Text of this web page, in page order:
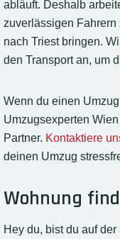
abläuft. Deshalb
zuverlässigen
nach Triest bringen.
den Transport an, um
Wenn du einen
Umzugsexperten
Partner. Kontaktiere
deinen Umzug
Wohnung
Hey du, bist du auf